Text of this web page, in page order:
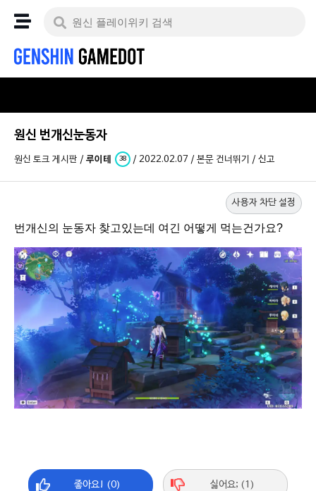
원신 번개신눈동자
원신 토크 게시판 / 루이테 38 / 2022.02.07 / 본문 건너뛰기 / 신고
사용자 차단 설정
번개신의 눈동자 찾고있는데 여긴 어떻게 먹는건가요?
좋아요! (0) 싫어요; (1)